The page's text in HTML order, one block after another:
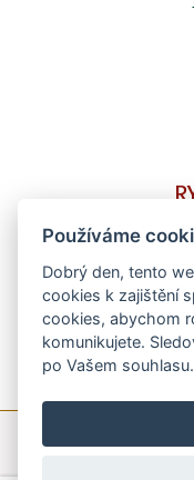
©
Používáme
Dobrý den, tento
cookies k zajištění
cookies, abychom
komunikujete.
po Vašem souhlasu.